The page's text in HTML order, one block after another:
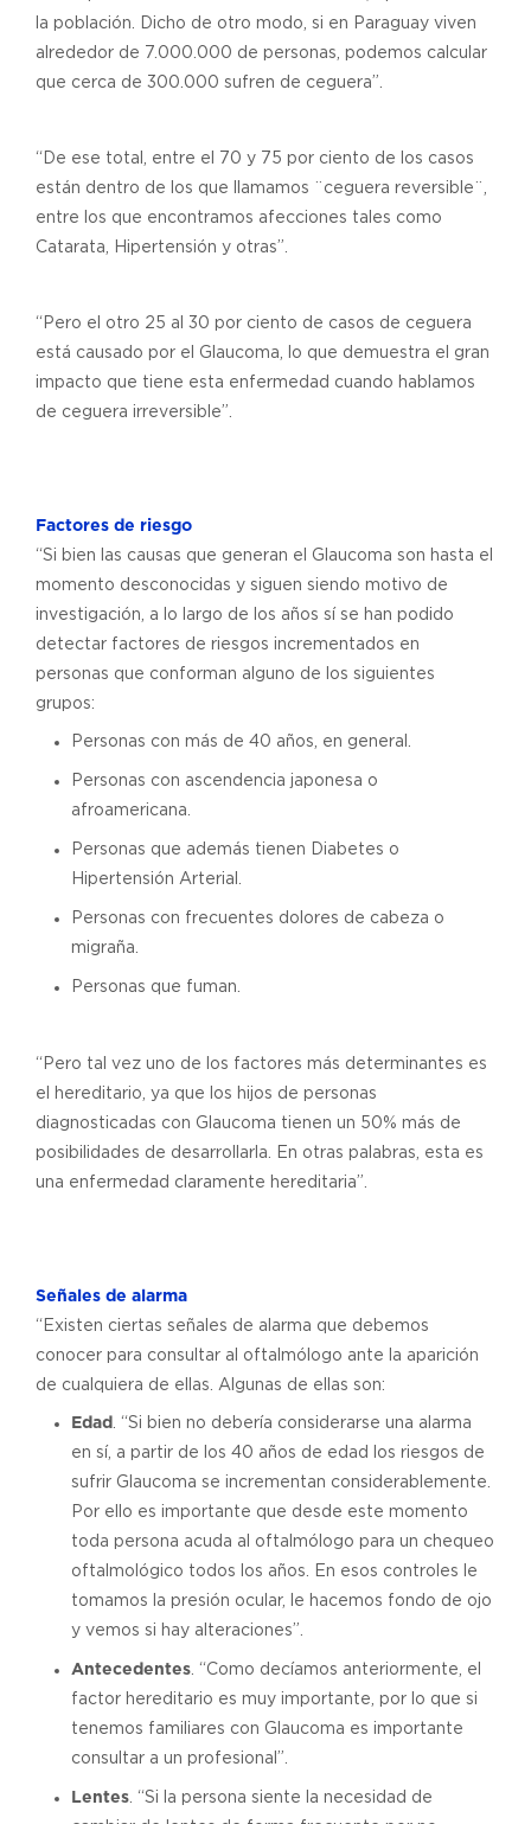
la población. Dicho de otro modo, si en Paraguay viven
alrededor de 7.000.000 de personas, podemos calcular
que cerca de 300.000 sufren de ceguera”.
“De ese total, entre el 70 y 75 por ciento de los casos
están dentro de los que llamamos ¨ceguera reversible¨,
entre los que encontramos afecciones tales como
Catarata, Hipertensión y otras”.
“Pero el otro 25 al 30 por ciento de casos de ceguera
está causado por el Glaucoma, lo que demuestra el gran
impacto que tiene esta enfermedad cuando hablamos
de ceguera irreversible”.
Factores de riesgo
“Si bien las causas que generan el Glaucoma son hasta el
momento desconocidas y siguen siendo motivo de
investigación, a lo largo de los años sí se han podido
detectar factores de riesgos incrementados en
personas que conforman alguno de los siguientes
grupos:
Personas con más de 40 años, en general.
Personas con ascendencia japonesa o
afroamericana.
Personas que además tienen Diabetes o
Hipertensión Arterial.
Personas con frecuentes dolores de cabeza o
migraña.
Personas que fuman.
“Pero tal vez uno de los factores más determinantes es
el hereditario, ya que los hijos de personas
diagnosticadas con Glaucoma tienen un 50% más de
posibilidades de desarrollarla. En otras palabras, esta es
una enfermedad claramente hereditaria”.
Señales de alarma
“Existen ciertas señales de alarma que debemos
conocer para consultar al oftalmólogo ante la aparición
de cualquiera de ellas. Algunas de ellas son:
Edad
. “Si bien no debería considerarse una alarma
en sí, a partir de los 40 años de edad los riesgos de
sufrir Glaucoma se incrementan considerablemente.
Por ello es importante que desde este momento
toda persona acuda al oftalmólogo para un chequeo
oftalmológico todos los años. En esos controles le
tomamos la presión ocular, le hacemos fondo de ojo
y vemos si hay alteraciones”.
Antecedentes . “Como decíamos anteriormente, el
factor hereditario es muy importante, por lo que si
tenemos familiares con Glaucoma es importante
consultar a un profesional”.
Lentes . “Si la persona siente la necesidad de